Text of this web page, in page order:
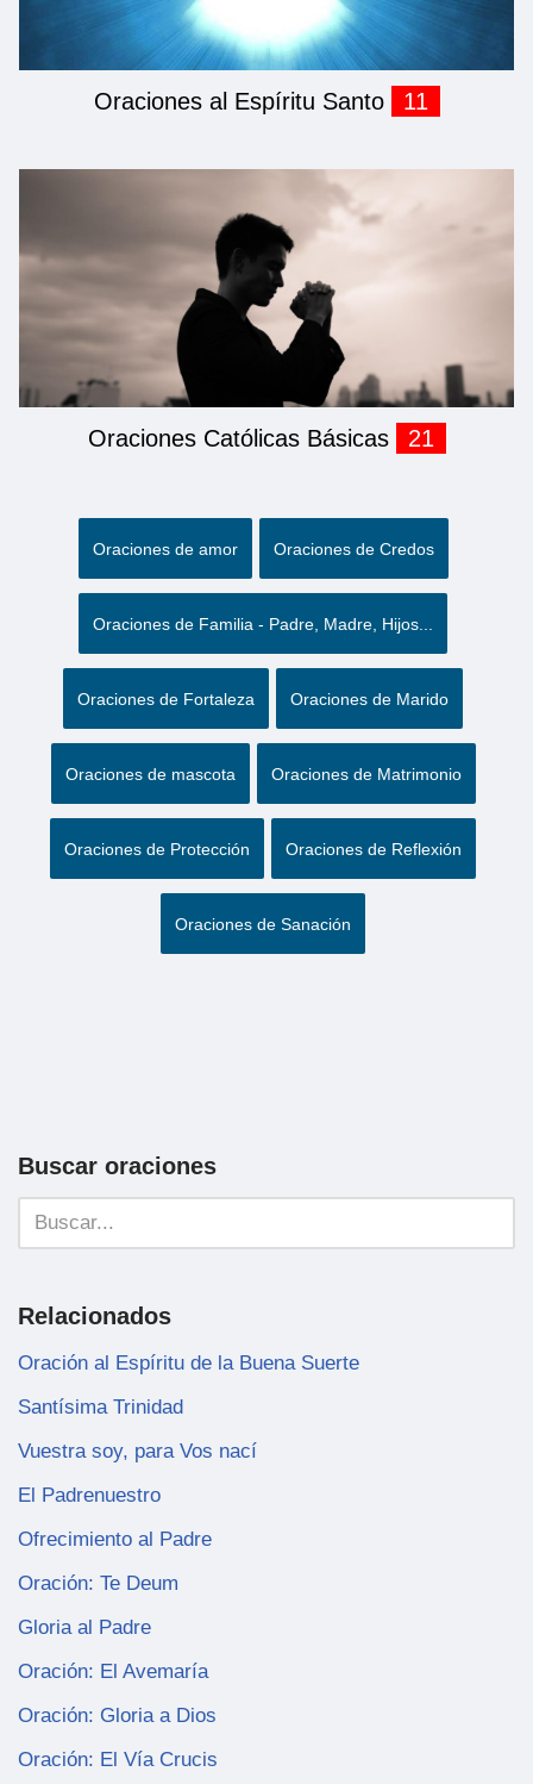
Oraciones al Espíritu Santo 11
Oraciones Católicas Básicas 21
Oraciones de amor Oraciones de Credos
Oraciones de Familia - Padre, Madre, Hijos...
Oraciones de Fortaleza Oraciones de Marido
Oraciones de mascota Oraciones de Matrimonio
Oraciones de Protección Oraciones de Reflexión
Oraciones de Sanación
Buscar oraciones
Relacionados
Oración al Espíritu de la Buena Suerte
Santísima Trinidad
Vuestra soy, para Vos nací
El Padrenuestro
Ofrecimiento al Padre
Oración: Te Deum
Gloria al Padre
Oración: El Avemaría
Oración: Gloria a Dios
Oración: El Vía Crucis